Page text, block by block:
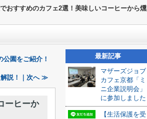
おすすめのカフェ2選！美味しいコーヒーから燻
園をご紹介！
解説！｜次へ ≫
ーヒーか
最新記事
マザーズジョブ
カフェ京都「ミ
ニ企業説明会」
に参加しました
【生活保護を受